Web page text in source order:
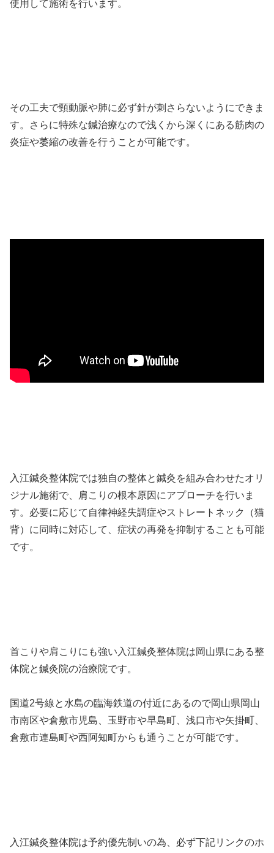
使用して施術を行います。
その工夫で頸動脈や肺に必ず針が刺さらないようにできま
す。さらに特殊な鍼治療なので浅くから深くにある筋肉の
炎症や萎縮の改善を行うことが可能です。
入江鍼灸整体院では独自の整体と鍼灸を組み合わせたオリ
ジナル施術で、肩こりの根本原因にアプローチを行いま
す。必要に応じて自律神経失調症やストレートネック（猫
背）に同時に対応して、症状の再発を抑制することも可能
です。
首こりや肩こりにも強い入江鍼灸整体院は岡山県にある整
体院と鍼灸院の治療院です。
国道2号線と水島の臨海鉄道の付近にあるので岡山県岡山
市南区や倉敷市児島、玉野市や早島町、浅口市や矢掛町、
倉敷市連島町や西阿知町からも通うことが可能です。
入江鍼灸整体院は予約優先制いの為、必ず下記リンクのホ